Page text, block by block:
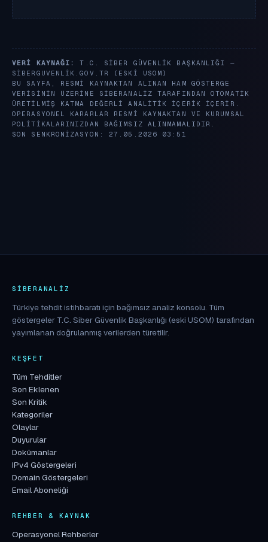
VERI KAYNAĞI:
T.C. SIBER GÜVENLIK BAŞKANLIĞI —
SIBERGUVENLIK.GOV.TR
(ESKI USOM)
BU SAYFA, RESMI KAYNAKTAN ALINAN HAM GÖSTERGE
VERISININ ÜZERINE SIBERANALIZ TARAFINDAN OTOMATIK
ÜRETILMIŞ KATMA DEĞERLI ANALITIK IÇERIK IÇERIR.
OPERASYONEL KARARLAR RESMI KAYNAKTAN VE KURUMSAL
POLITIKALARINIZDAN BAĞIMSIZ ALINMAMALIDIR.
SON SENKRONIZASYON: 27.05.2026 03:51
SIBERANALIZ
Türkiye tehdit istihbaratı için bağımsız analiz konsolu. Tüm
göstergeler T.C. Siber Güvenlik Başkanlığı (eski USOM) tarafından
yayımlanan doğrulanmış verilerden türetilir.
KEŞFET
Tüm Tehditler
Son Eklenen
Son Kritik
Kategoriler
Olaylar
Duyurular
Dokümanlar
IPv4 Göstergeleri
Domain Göstergeleri
Email Aboneliği
REHBER & KAYNAK
Operasyonel Rehberler